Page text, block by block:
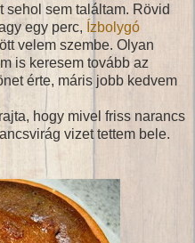
sehol sem találtam. Rövid
egy perc, Ízbolygó
velem szembe. Olyan
is keresem tovább az
érte, máris jobb kedvem
hogy mivel friss narancs
vizet tettem bele.